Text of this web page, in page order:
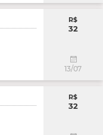
R$
32
13/07
R$
32